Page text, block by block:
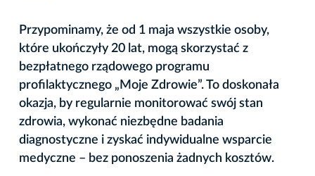
Przypominamy, że od 1 maja wszystkie osoby,
które ukończyły 20 lat, mogą skorzystać z
bezpłatnego rządowego programu
profilaktycznego „Moje Zdrowie”. To doskonała
okazja, by regularnie monitorować swój stan
zdrowia, wykonać niezbędne badania
diagnostyczne i zyskać indywidualne wsparcie
medyczne – bez ponoszenia żadnych kosztów.